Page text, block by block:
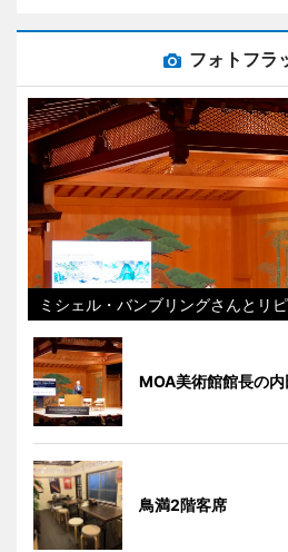
フォトフラ
ミシェル・バンブリングさんとリ
MOA美術館館長の
鳥満2階客席